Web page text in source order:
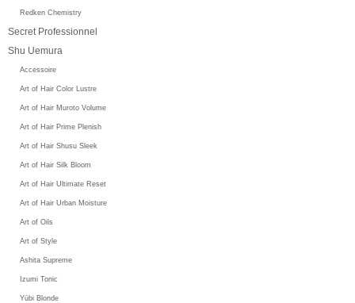
Redken Chemistry
Secret Professionnel
Shu Uemura
Accessoire
Art of Hair Color Lustre
Art of Hair Muroto Volume
Art of Hair Prime Plenish
Art of Hair Shusu Sleek
Art of Hair Silk Bloom
Art of Hair Ultimate Reset
Art of Hair Urban Moisture
Art of Oils
Art of Style
Ashita Supreme
Izumi Tonic
Yūbi Blonde